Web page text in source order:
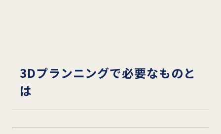
3Dプランニングで必要なものと
は